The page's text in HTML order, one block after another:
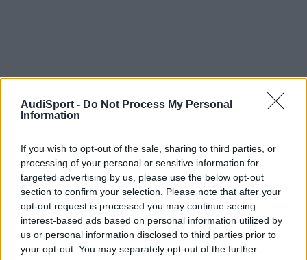
AudiSport - Do Not Process My Personal
Information
If you wish to opt-out of the sale, sharing to third parties, or
processing of your personal or sensitive information for
targeted advertising by us, please use the below opt-out
section to confirm your selection. Please note that after your
opt-out request is processed you may continue seeing
interest-based ads based on personal information utilized by
us or personal information disclosed to third parties prior to
your opt-out. You may separately opt-out of the further